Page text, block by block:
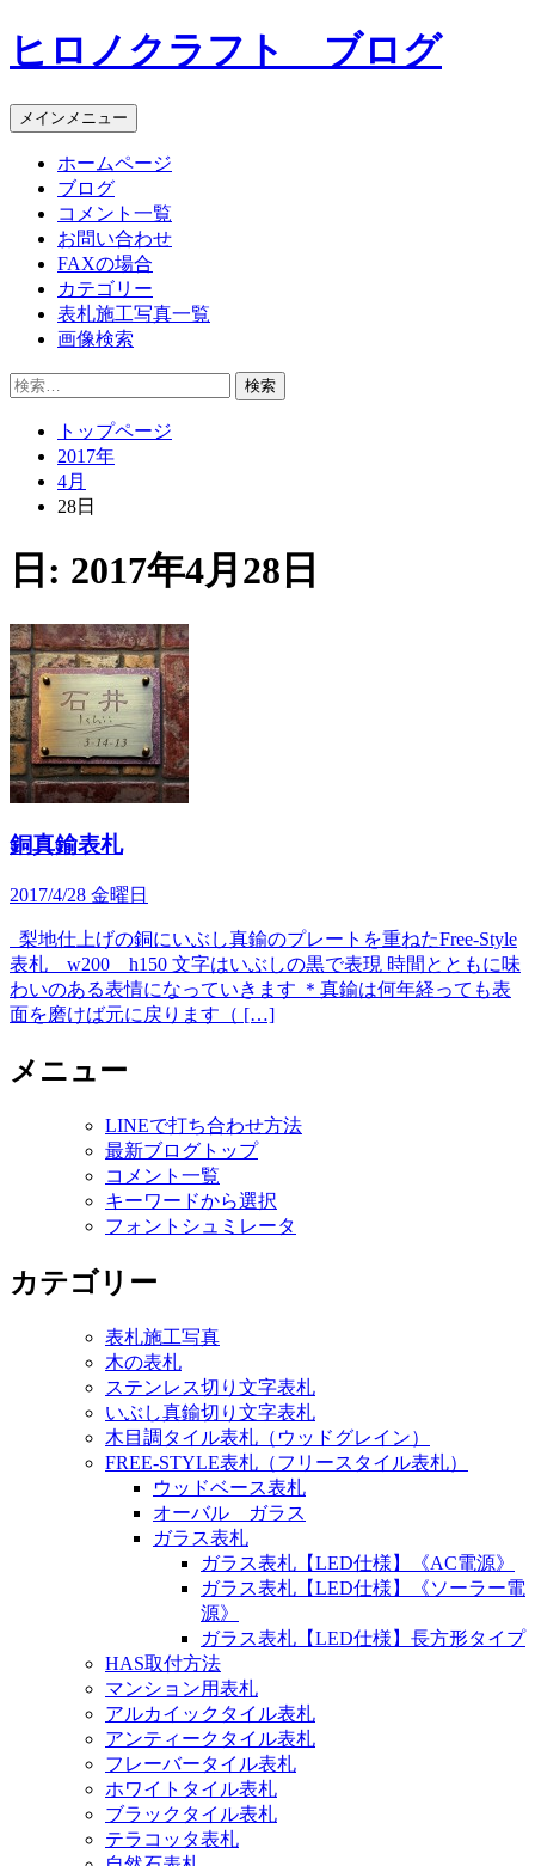
コ
ン
ン
ツ
ヒロノクラフト ブログ
メインメニュー
ホームページ
ブログ
コメント一覧
お問い合わせ
FAXの場合
カテゴリー
表札施工写真一覧
画像検索
検
トップページ
2017年
4月
28日
日: 2017年4月28日
銅真鍮表札
2017/4/28 金曜日
梨地仕上げの銅にいぶし真鍮のプレートを重ねたFree-Style
表札 w200 h150 文字はいぶしの黒で表現 時間とともに味
わいのある表情になっていきます ＊真鍮は何年経っても表
面を磨けば元に戻ります（ […]
メニュー
LINEで打ち合わせ方法
最新ブログトップ
コメント一覧
キーワードから選択
フォントシュミレータ
カテゴリー
表札施工写真
木の表札
ステンレス切り文字表札
いぶし真鍮切り文字表札
木目調タイル表札（ウッドグレイン）
FREE-STYLE表札（フリースタイル表札）
ウッドベース表札
オーバル ガラス
ガラス表札
ガラス表札【LED仕様】《AC電源》
ガラス表札【LED仕様】《ソーラー電
源》
ガラス表札【LED仕様】長方形タイプ
HAS取付方法
マンション用表札
アルカイックタイル表札
アンティークタイル表札
フレーバータイル表札
ホワイトタイル表札
ブラックタイル表札
テラコッタ表札